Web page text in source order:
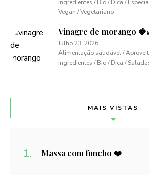
ingredientes / Bio / Dica /
Vegan / Vegetariano
Vinagre de morango
Julho 23, 2026
Alimentação saudável /
ingredientes / Bio / Dica /
MAIS VISTAS
Massa com funcho ❤️